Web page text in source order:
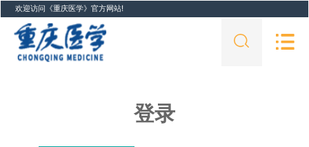
欢迎访问《重庆医学》官方网站!
登录